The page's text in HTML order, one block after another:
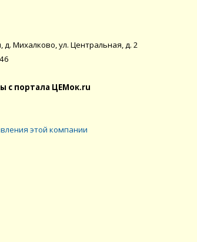
Михалково, ул. Центральная, д. 2
с портала ЦЕМок.ru
этой компании